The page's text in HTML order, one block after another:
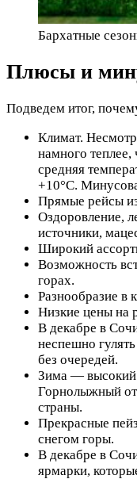
Бархатные
Плюсы и
Подведем итог,
Климат.
намного
средняя
+10°C.
Прямые рейсы
Оздоровление,
источники,
Широкий
Возможность
горах.
Разнообразие в
Низкие цены на
В декабре в
неспешно
без очередей.
Зима — высокий
Горнолыжный
страны.
Прекрасные
снегом горы.
В декабре в
ярмарки,